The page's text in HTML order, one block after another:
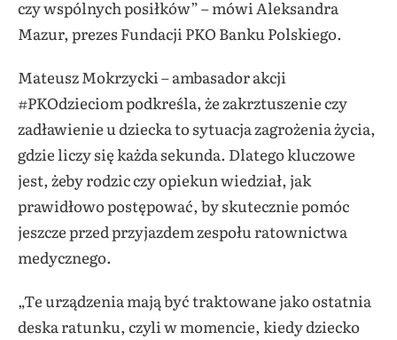
czy wspólnych posiłków” – mówi Aleksandra
Mazur, prezes Fundacji PKO Banku Polskiego.
Mateusz Mokrzycki – ambasador akcji
#PKOdzieciom podkreśla, że zakrztuszenie czy
zadławienie u dziecka to sytuacja zagrożenia życia,
gdzie liczy się każda sekunda. Dlatego kluczowe
jest, żeby rodzic czy opiekun wiedział, jak
prawidłowo postępować, by skutecznie pomóc
jeszcze przed przyjazdem zespołu ratownictwa
medycznego.
„Te urządzenia mają być traktowane jako ostatnia
deska ratunku, czyli w momencie, kiedy dziecko